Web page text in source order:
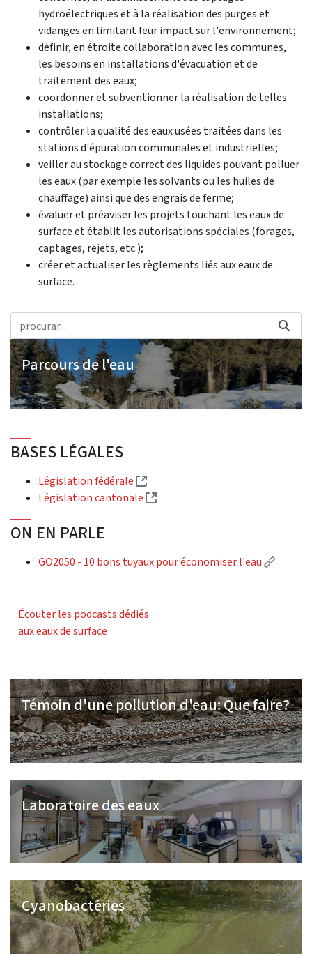
hydroélectriques et à la réalisation des purges et
vidanges en limitant leur impact sur l'environnement;
définir, en étroite collaboration avec les communes,
les besoins en installations d'évacuation et de
traitement des eaux;
coordonner et subventionner la réalisation de telles
installations;
contrôler la qualité des eaux usées traitées dans les
stations d'épuration communales et industrielles;
veiller au stockage correct des liquides pouvant polluer
les eaux (par exemple les solvants ou les huiles de
chauffage) ainsi que des engrais de ferme;
évaluer et préaviser les projets touchant les eaux de
surface et établit les autorisations spéciales (forages,
captages, rejets, etc.);
créer et actualiser les règlements liés aux eaux de
surface.
Parcours de l'eau
BASES LÉGALES
Législation fédérale
(External link)
Législation cantonale
(External link)
ON EN PARLE
GO2050 - 10 bons tuyaux pour économiser l'eau
Écouter les podcasts dédiés
aux eaux de surface
Témoin d'une pollution d'eau: Que faire?
Laboratoire des eaux
Cyanobactéries